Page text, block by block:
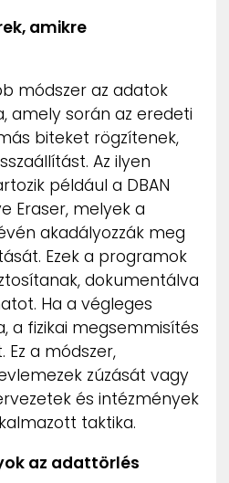
amikre
módszer az adatok
amely során az eredeti
biteket rögzítenek,
Az ilyen
például a DBAN
Eraser, melyek a
akadályozzák meg
Ezek a programok
dokumentálva
Ha a végleges
a fizikai megsemmisítés
Ez a módszer,
zúzását vagy
és intézmények
taktika.
az adattörlés